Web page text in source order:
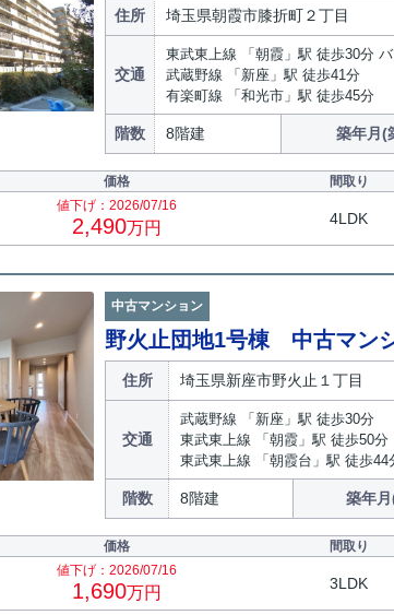
住所 埼玉県朝霞市膝折町２丁目
交通
東武東上線 「朝霞」駅 徒歩30分
武蔵野線 「新座」駅 徒歩41分
有楽町線 「和光市」駅 徒歩45分
階数 8階建 築年月(
価格 間取り
値下げ：2026/07/16
2,490万円 4LDK
中古マンション
野火止団地1号棟 中古マン
住所 埼玉県新座市野火止１丁目
交通
武蔵野線 「新座」駅 徒歩30分
東武東上線 「朝霞」駅 徒歩50分
東武東上線 「朝霞台」駅 徒歩44
階数 8階建 築年
価格 間取り
値下げ：2026/07/16
1,690万円 3LDK